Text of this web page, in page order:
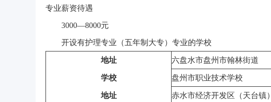
专业薪资待遇
3000—8000元
开设有护理专业（五年制大专）专业的学校
地址 六盘水市盘州市翰林街道
学校 盘州市职业技术学校
地址 赤水市经济开发区（天台镇）